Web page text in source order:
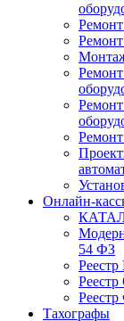
Онлайн-
54 ФЗ
Тахографы